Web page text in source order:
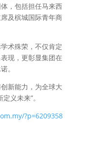
，包括担任马来西
及槟城国际青年商
术殊荣，不仅肯定
现，更彰显集团在
。
新能力，为全球大
义未来”。
?p=6209358